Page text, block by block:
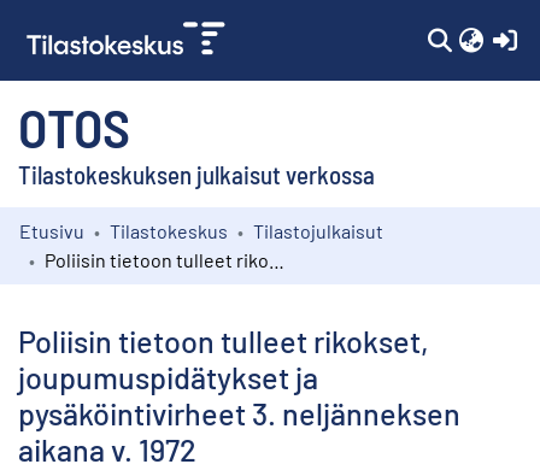
OTOS
Tilastokeskuksen julkaisut verkossa
Kokoelmat
Etusivu Tilastokeskus
Tilastojulkaisut
Poliisin tietoon tulleet rikokset,
joupumuspidätykset ja
pysäköintivirheet 3. neljänneksen
aikana v. 1972